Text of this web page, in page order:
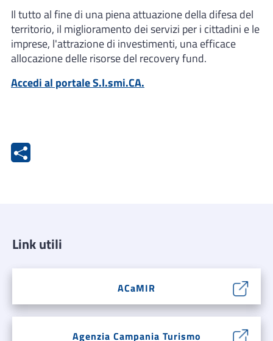
Il tutto al fine di una piena attuazione della difesa del
territorio, il miglioramento dei servizi per i cittadini e le
imprese, l'attrazione di investimenti, una efficace
allocazione delle risorse del recovery fund.
Accedi al portale S.I.smi.CA.
Link utili
ACaMIR
Agenzia Campania Turismo